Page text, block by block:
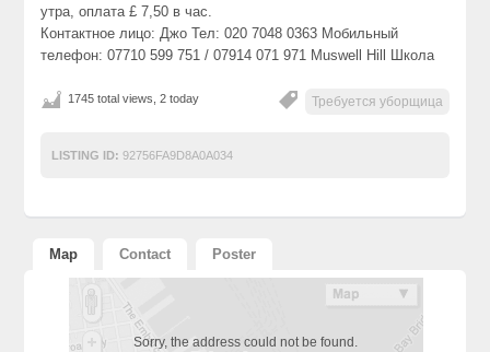
утра, оплата £ 7,50 в час.
Контактное лицо: Джо Тел: 020 7048 0363 Мобильный
телефон: 07710 599 751 / 07914 071 971 Muswell Hill Школа
Требуется уборщица
1745 total views, 2 today
LISTING ID: 92756FA9D8A0A034
Map Contact Poster
Sorry, the address could not be found.